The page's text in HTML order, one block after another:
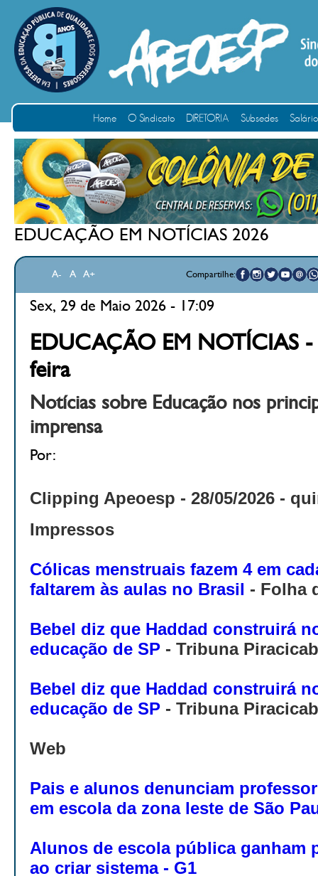
Home O Sindicato DIRETORIA Subsedes
EDUCAÇÃO EM NOTÍCIAS 2026
A- A A+ Compartilhe:
Sex, 29 de Maio 2026 - 17:09
EDUCAÇÃO EM NOTÍCIAS -
feira
Notícias sobre Educação nos
imprensa
Por:
Clipping Apeoesp - 28/05/2026 -
Impressos
Cólicas menstruais fazem 4 em
faltarem às aulas no Brasil - Folha
Bebel diz que Haddad construirá
educação de SP - Tribuna
Bebel diz que Haddad construirá
educação de SP - Tribuna
Web
Pais e alunos denunciam
em escola da zona leste de São
Alunos de escola pública ganham
ao criar sistema - G1